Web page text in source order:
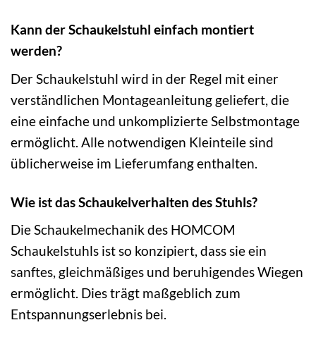
Kann der Schaukelstuhl einfach montiert
werden?
Der Schaukelstuhl wird in der Regel mit einer
verständlichen Montageanleitung geliefert, die
eine einfache und unkomplizierte Selbstmontage
ermöglicht. Alle notwendigen Kleinteile sind
üblicherweise im Lieferumfang enthalten.
Wie ist das Schaukelverhalten des Stuhls?
Die Schaukelmechanik des HOMCOM
Schaukelstuhls ist so konzipiert, dass sie ein
sanftes, gleichmäßiges und beruhigendes Wiegen
ermöglicht. Dies trägt maßgeblich zum
Entspannungserlebnis bei.